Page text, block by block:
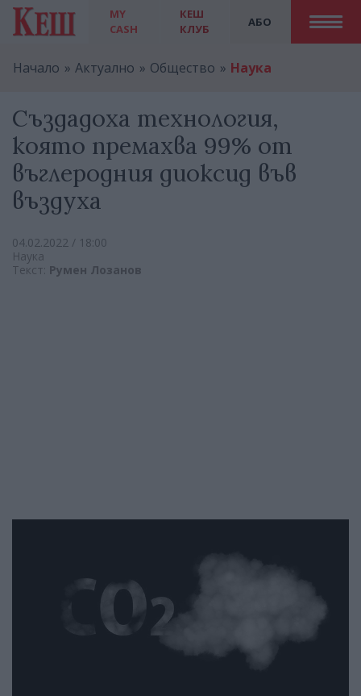
MY
CASH
АБО
КЕШ
КЛУБ
Начало Актуално Общество Наука
Създадоха технология,
която премахва 99% от
въглеродния диоксид във
въздуха
04.02.2022 / 18:00
Наука
Текст: Румен Лозанов